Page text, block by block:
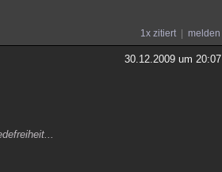
1x zitiert melden
30.12.2009 um 20:07